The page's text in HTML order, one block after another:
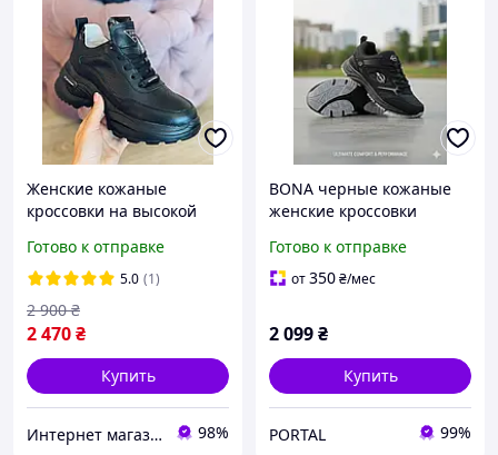
Женские кожаные
кроссовки на высокой
41р.
Готово к отправке
5.0 (1)
2 470₴
2 900 ₴
Купить
Интернет магазин спортивной обуви Shoes-Factory 98%
BONA черные кожаные
женские кроссовки
Готово к отправке
от350₴/мес
2 099₴
Купить
PORTAL 99%